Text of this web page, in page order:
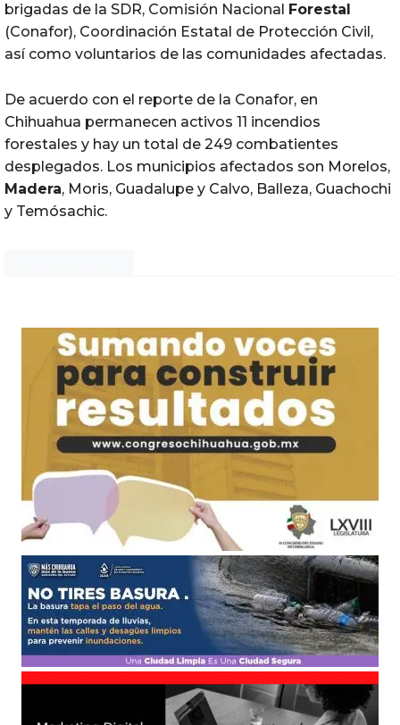
brigadas de la SDR, Comisión Nacional Forestal
(Conafor), Coordinación Estatal de Protección Civil,
así como voluntarios de las comunidades afectadas.
De acuerdo con el reporte de la Conafor, en
Chihuahua permanecen activos 11 incendios
forestales y hay un total de 249 combatientes
desplegados. Los municipios afectados son Morelos,
Madera, Moris, Guadalupe y Calvo, Balleza, Guachochi
y Temósachic.